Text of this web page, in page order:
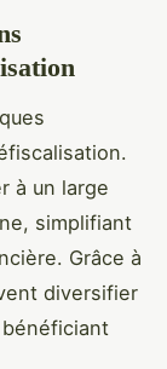
à un large
simplifiant
Grâce à
diversifier